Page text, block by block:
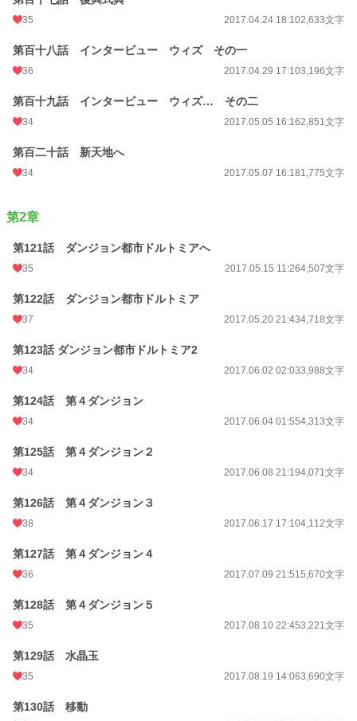
35 2017.04.24 18:102,633文字
第百十八話 インタービュー ウィズ その一
36 2017.04.29 17:103,196文字
第百十九話 インタービュー ウィズ… その二
34 2017.05.05 16:162,851文字
第百二十話 新天地へ
34 2017.05.07 16:181,775文字
第2章
第121話 ダンジョン都市ドルトミアへ
35 2017.05.15 11:264,507文字
第122話 ダンジョン都市ドルトミア
37 2017.05.20 21:434,718文字
第123話 ダンジョン都市ドルトミア2
34 2017.06.02 02:033,988文字
第124話 第４ダンジョン
34 2017.06.04 01:554,313文字
第125話 第４ダンジョン２
34 2017.06.08 21:194,071文字
第126話 第４ダンジョン３
38 2017.06.17 17:104,112文字
第127話 第４ダンジョン４
36 2017.07.09 21:515,670文字
第128話 第４ダンジョン５
35 2017.08.10 22:453,221文字
第129話 水晶玉
35 2017.08.19 14:063,690文字
第130話 移動